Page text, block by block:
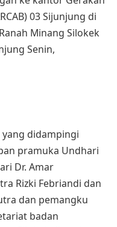
03 Sijunjung di
Minang Silokek
Senin,
didampingi
pramuka Undhari
Dr. Amar
Rizki Febriandi dan
dan pemangku
badan